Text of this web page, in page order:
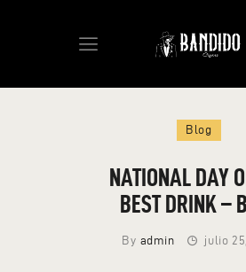
CONTACT
Blog
NATIONAL DAY
BEST DRINK –
By admin julio